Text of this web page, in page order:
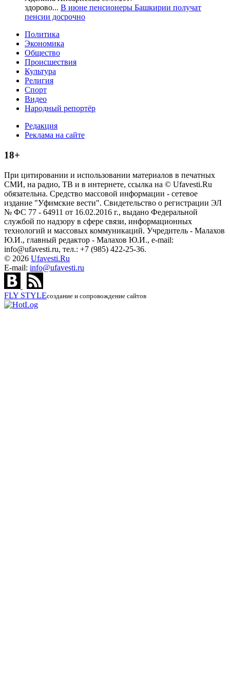
здорово... В июне пенсионеры Башкирии получат
пенсии досрочно
Политика
Экономика
Общество
Происшествия
Культура
Религия
Спорт
Видео
Народный репортёр
Редакция
Реклама на сайте
18+
При цитировании и использовании материалов в печатных
СМИ, на радио, ТВ и в интернете, ссылка на © Ufavesti.Ru
обязательна. Средство массовой информации - сетевое
издание "Уфимские вести". Свидетельство о регистрации ЭЛ
№ ФС 77 - 64911 от 16.02.2016 г., выдано Федеральной
службой по надзору в сфере связи, информационных
технологий и массовых коммуникаций. Учредитель - Малахов
Ю.И., главный редактор - Малахов Ю.И., e-mail:
info@ufavesti.ru, тел.: +7 (985) 422-25-36.
© 2026 Ufavesti.Ru
E-mail: info@ufavesti.ru
FLY STYLEсоздание и сопровождение сайтов